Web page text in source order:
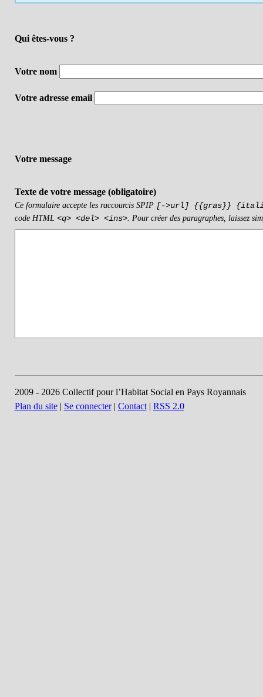
Qui êtes-vous ?
Votre nom
Votre adresse email
Votre message
Texte de votre message (obligatoire)
Ce formulaire accepte les raccourcis SPIP [->url] {{gras}}
code HTML <q> <del> <ins>. Pour créer des paragraphes, laissez
2009 - 2026 Collectif pour l’Habitat Social en Pays Royannais
Plan du site| Se connecter| Contact| RSS 2.0